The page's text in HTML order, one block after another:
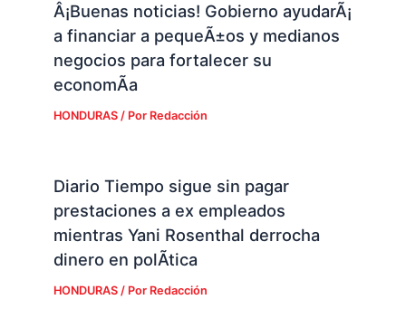
Â¡Buenas noticias! Gobierno ayudarÃ¡
a financiar a pequeÃ±os y medianos
negocios para fortalecer su
economÃ­a
HONDURAS/ Por Redacción
Diario Tiempo sigue sin pagar
prestaciones a ex empleados
mientras Yani Rosenthal derrocha
dinero en polÃ­tica
HONDURAS/ Por Redacción